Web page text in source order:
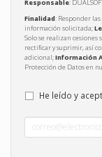
Responsable:
Finalidad: Responder
información solicitada;
Solo se realizan
rectificar y suprimir, así
adicional;Información
Protección de Datos en
He leído y